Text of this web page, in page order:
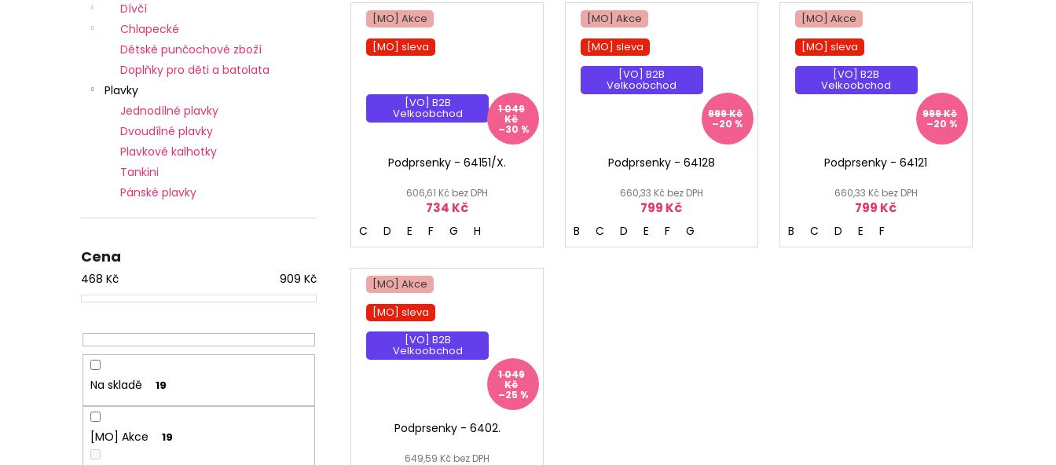
Dívčí
Chlapecké
Dětské punčochové zboží
Doplňky pro děti a batolata
Plavky
Jednodílné plavky
Dvoudílné plavky
Plavkové kalhotky
Tankini
Pánské plavky
Cena
468 Kč 909 Kč
Na skladě 19
[MO] Akce 19
[MO] Akce
[MO] sleva
[VO] B2B
Velkoobchod 1 049
Kč
–30 %
Podprsenky - 64151/X.
606,61 Kč bez DPH
734 Kč
C D E F G H
[MO] Akce
[MO] sleva
[VO] B2B
Velkoobchod
999 Kč
–20 %
Podprsenky - 64128
660,33 Kč bez DPH
799 Kč
B C D E F G
[MO] Akce
[MO] sleva
[VO] B2B
Velkoobchod
999 Kč
–20 %
Podprsenky - 64121
660,33 Kč bez DPH
799 Kč
B C D E F
[MO] Akce
[MO] sleva
[VO] B2B
Velkoobchod
1 049
Kč
–25 %
Podprsenky - 6402.
649,59 Kč bez DPH